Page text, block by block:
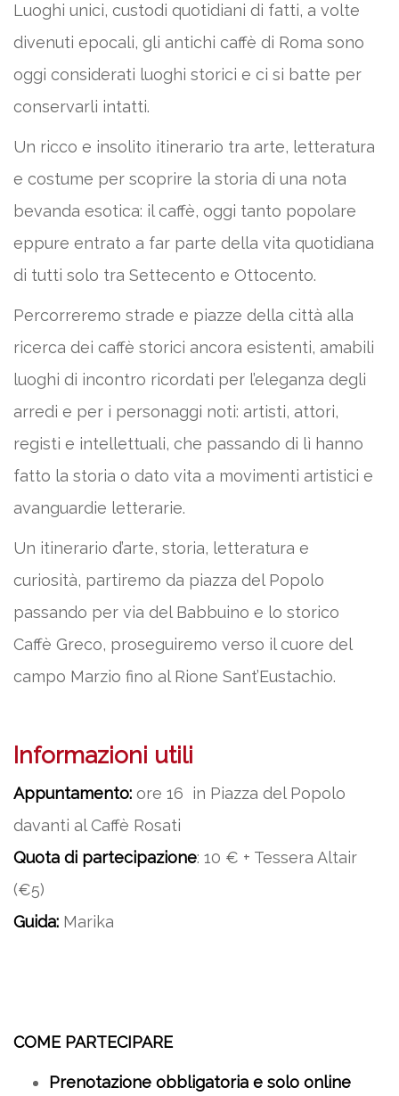
Luoghi unici, custodi quotidiani di fatti, a volte
divenuti epocali, gli antichi caffè di Roma sono
oggi considerati luoghi storici e ci si batte per
conservarli intatti.
Un ricco e insolito itinerario tra arte, letteratura
e costume per scoprire la storia di una nota
bevanda esotica: il caffè, oggi tanto popolare
eppure entrato a far parte della vita quotidiana
di tutti solo tra Settecento e Ottocento.
Percorreremo strade e piazze della città alla
ricerca dei caffè storici ancora esistenti, amabili
luoghi di incontro ricordati per l’eleganza degli
arredi e per i personaggi noti: artisti, attori,
registi e intellettuali, che passando di lì hanno
fatto la storia o dato vita a movimenti artistici e
avanguardie letterarie.
Un itinerario d’arte, storia, letteratura e
curiosità, partiremo da piazza del Popolo
passando per via del Babbuino e lo storico
Caffè Greco, proseguiremo verso il cuore del
campo Marzio fino al Rione Sant’Eustachio.
Informazioni utili
Appuntamento: ore 16 in Piazza del Popolo
davanti al Caffè Rosati
Quota di partecipazione: 10 € + Tessera Altair
(€5)
Guida: Marika
COME PARTECIPARE
Prenotazione obbligatoria e solo online